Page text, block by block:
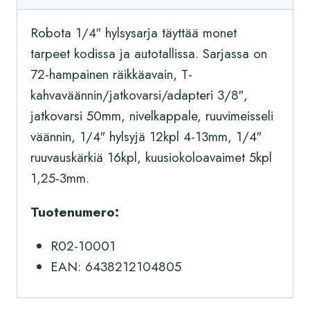
Robota 1/4″ hylsysarja täyttää monet
tarpeet kodissa ja autotallissa. Sarjassa on
72-hampainen räikkäavain, T-
kahvaväännin/jatkovarsi/adapteri 3/8″,
jatkovarsi 50mm, nivelkappale, ruuvimeisseli
väännin, 1/4″ hylsyjä 12kpl 4-13mm, 1/4″
ruuvauskärkiä 16kpl, kuusiokoloavaimet 5kpl
1,25-3mm.
Tuotenumero:
R02-10001
EAN: 6438212104805